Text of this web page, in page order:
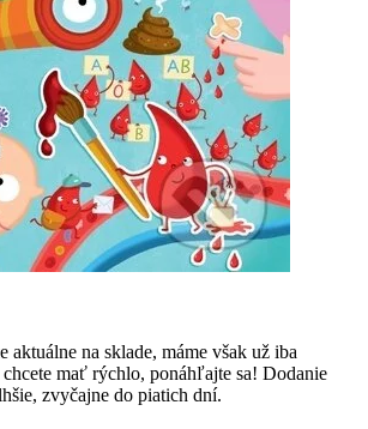
aktuálne na sklade, máme však už iba
mať rýchlo, ponáhľajte sa! Dodanie
zvyčajne do piatich dní.